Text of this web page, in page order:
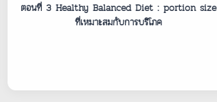
ตอนที่ 3 Healthy Balanced Diet : portion size
ที่เหมาะสมกับการบริโภค